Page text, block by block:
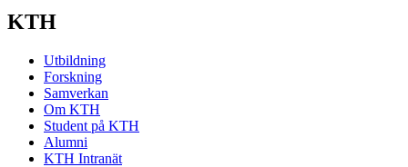
KTH
Utbildning
Forskning
Samverkan
Om KTH
Student på KTH
Alumni
KTH Intranät